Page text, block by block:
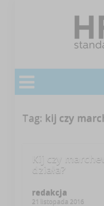
Tag: kij czy
Kij czy
działa?
redakcja
21 listopada 2016